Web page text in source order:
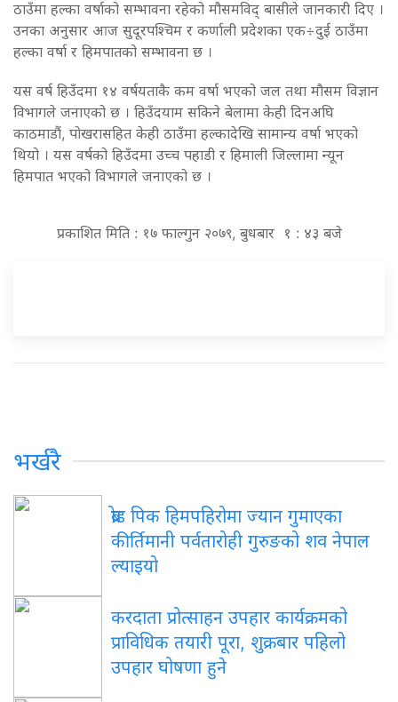
ठाउँमा हल्का वर्षाको सम्भावना रहेको मौसमविद् बासीले जानकारी दिए ।
उनका अनुसार आज सुदूरपश्चिम र कर्णाली प्रदेशका एक÷दुई ठाउँमा
हल्का वर्षा र हिमपातको सम्भावना छ ।
यस वर्ष हिउँदमा १४ वर्षयताकै कम वर्षा भएको जल तथा मौसम विज्ञान
विभागले जनाएको छ । हिउँदयाम सकिने बेलामा केही दिनअघि
काठमाडौं, पोखरासहित केही ठाउँमा हल्कादेखि सामान्य वर्षा भएको
थियो । यस वर्षको हिउँदमा उच्च पहाडी र हिमाली जिल्लामा न्यून
हिमपात भएको विभागले जनाएको छ ।
प्रकाशित मिति : १७ फाल्गुन २०७९, बुधबार १ : ४३ बजे
भर्खरै
ब्रोड पिक हिमपहिरोमा ज्यान गुमाएका
कीर्तिमानी पर्वतारोही गुरुङको शव नेपाल
ल्याइयो
करदाता प्रोत्साहन उपहार कार्यक्रमको
प्राविधिक तयारी पूरा, शुक्रबार पहिलो
उपहार घोषणा हुने